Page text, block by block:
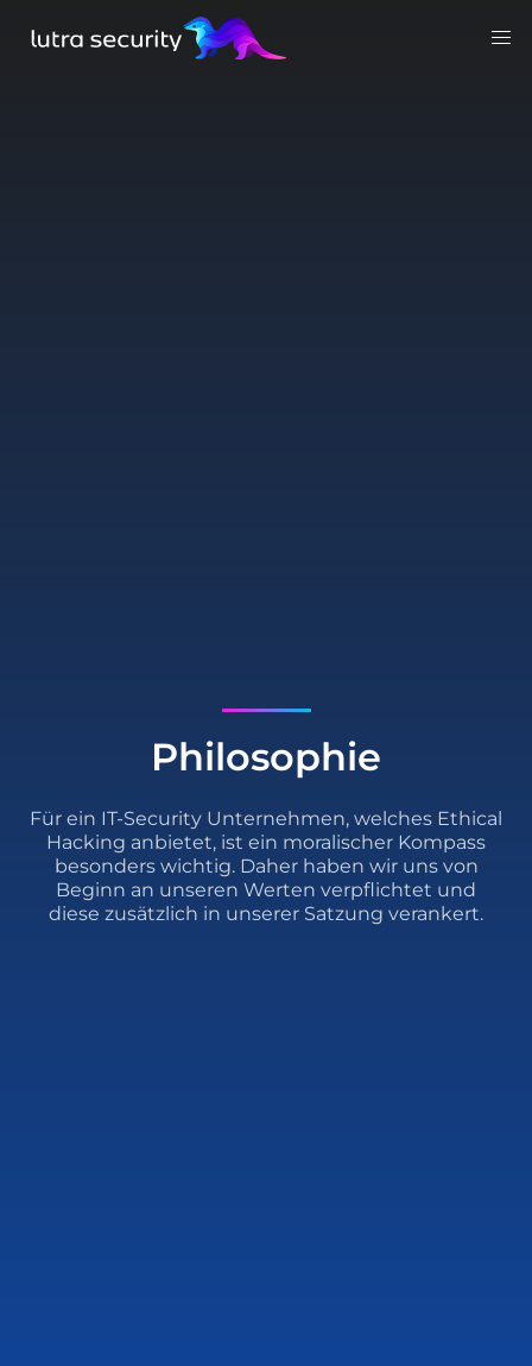
Philosophie
Für ein IT-Security Unternehmen, welches Ethical
Hacking anbietet, ist ein moralischer Kompass
besonders wichtig. Daher haben wir uns von
Beginn an unseren Werten verpflichtet und
diese zusätzlich in unserer Satzung verankert.